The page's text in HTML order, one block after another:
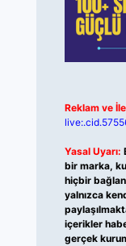
Reklam ve
Yasal Uyarı:
bir marka,
hiçbir
yalnızca
içerikler
gerçek